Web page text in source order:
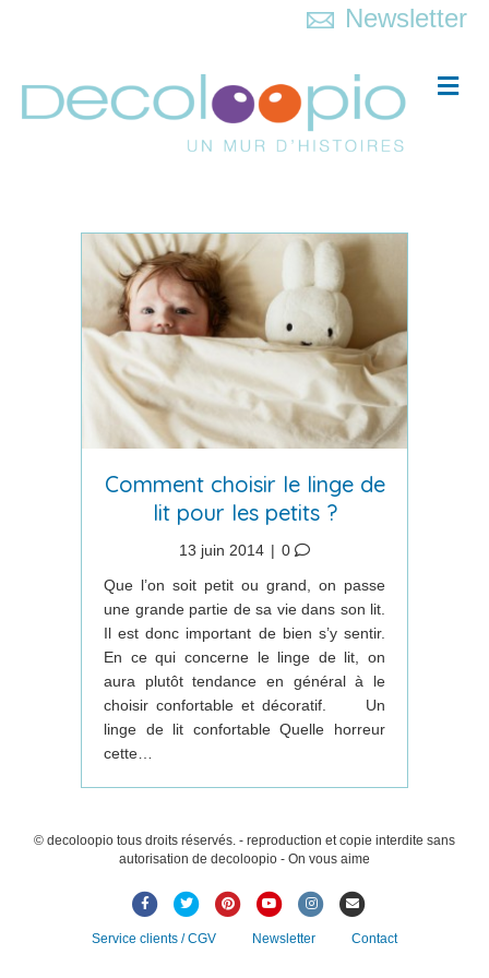
Newsletter
Comment choisir le linge de
lit pour les petits ?
13 juin 2014 | 0
Que l’on soit petit ou grand, on passe
une grande partie de sa vie dans son lit.
Il est donc important de bien s’y sentir.
En ce qui concerne le linge de lit, on
aura plutôt tendance en général à le
choisir confortable et décoratif. Un
linge de lit confortable Quelle horreur
cette…
© decoloopio tous droits réservés. - reproduction et copie interdite sans
autorisation de decoloopio - On vous aime
FacebookTwitter PinterestYoutubeInstagramEmail
Service clients / CGV Newsletter Contact